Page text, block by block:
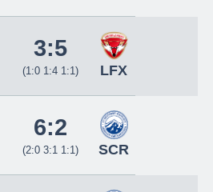
3:5
(1:0 1:4 1:1) LFX
6:2
(2:0 3:1 1:1) SCR